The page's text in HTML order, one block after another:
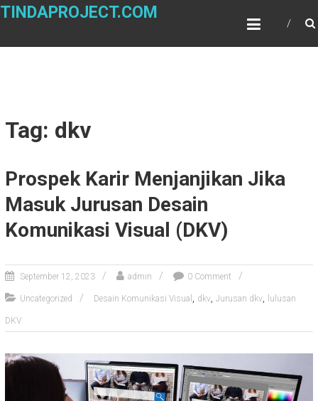
Skip
TINDAPROJECT.COM
Tag: dkv
Prospek Karir Menjanjikan Jika
Masuk Jurusan Desain
Komunikasi Visual (DKV)
September 12, 2023 admin 0 Comment
Uncategorized Desain Komunikasi Visual , dkv, Jurusan dkv, lulusan
DKV